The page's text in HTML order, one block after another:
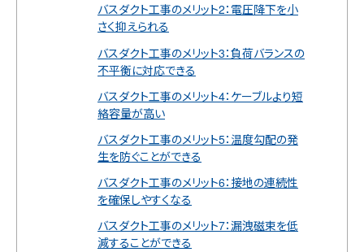
バスダクト工事のメリット2：電圧降下を小
さく抑えられる
バスダクト工事のメリット3：負荷バランスの
不平衡に対応できる
バスダクト工事のメリット4：ケーブルより短
絡容量が高い
バスダクト工事のメリット5：温度勾配の発
生を防ぐことができる
バスダクト工事のメリット6：接地の連続性
を確保しやすくなる
バスダクト工事のメリット7：漏洩磁束を低
減することができる